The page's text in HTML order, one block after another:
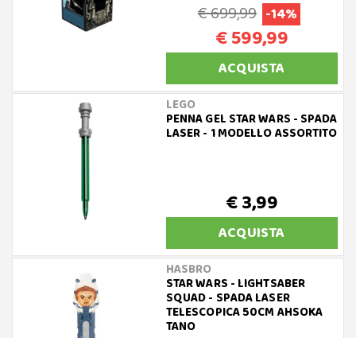
€ 699,99 -14%
€ 599,99
ACQUISTA
LEGO
PENNA GEL STAR WARS - SPADA
LASER - 1 MODELLO ASSORTITO
€ 3,99
ACQUISTA
HASBRO
STAR WARS - LIGHTSABER
SQUAD - SPADA LASER
TELESCOPICA 50CM AHSOKA
TANO